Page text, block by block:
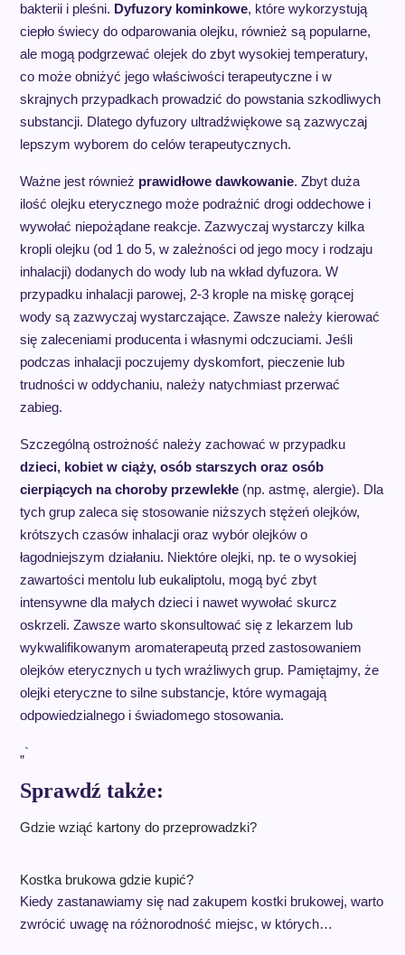
bakterii i pleśni. Dyfuzory kominkowe, które wykorzystują
ciepło świecy do odparowania olejku, również są popularne,
ale mogą podgrzewać olejek do zbyt wysokiej temperatury,
co może obniżyć jego właściwości terapeutyczne i w
skrajnych przypadkach prowadzić do powstania szkodliwych
substancji. Dlatego dyfuzory ultradźwiękowe są zazwyczaj
lepszym wyborem do celów terapeutycznych.
Ważne jest również prawidłowe dawkowanie. Zbyt duża
ilość olejku eterycznego może podrażnić drogi oddechowe i
wywołać niepożądane reakcje. Zazwyczaj wystarczy kilka
kropli olejku (od 1 do 5, w zależności od jego mocy i rodzaju
inhalacji) dodanych do wody lub na wkład dyfuzora. W
przypadku inhalacji parowej, 2-3 krople na miskę gorącej
wody są zazwyczaj wystarczające. Zawsze należy kierować
się zaleceniami producenta i własnymi odczuciami. Jeśli
podczas inhalacji poczujemy dyskomfort, pieczenie lub
trudności w oddychaniu, należy natychmiast przerwać
zabieg.
Szczególną ostrożność należy zachować w przypadku
dzieci, kobiet w ciąży, osób starszych oraz osób
cierpiących na choroby przewlekłe(np. astmę, alergie). Dla
tych grup zaleca się stosowanie niższych stężeń olejków,
krótszych czasów inhalacji oraz wybór olejków o
łagodniejszym działaniu. Niektóre olejki, np. te o wysokiej
zawartości mentolu lub eukaliptolu, mogą być zbyt
intensywne dla małych dzieci i nawet wywołać skurcz
oskrzeli. Zawsze warto skonsultować się z lekarzem lub
wykwalifikowanym aromaterapeutą przed zastosowaniem
olejków eterycznych u tych wrażliwych grup. Pamiętajmy, że
olejki eteryczne to silne substancje, które wymagają
odpowiedzialnego i świadomego stosowania.
„`
Sprawdź także:
Gdzie wziąć kartony do przeprowadzki?
Kostka brukowa gdzie kupić?
Kiedy zastanawiamy się nad zakupem kostki brukowej, warto
zwrócić uwagę na różnorodność miejsc, w których…